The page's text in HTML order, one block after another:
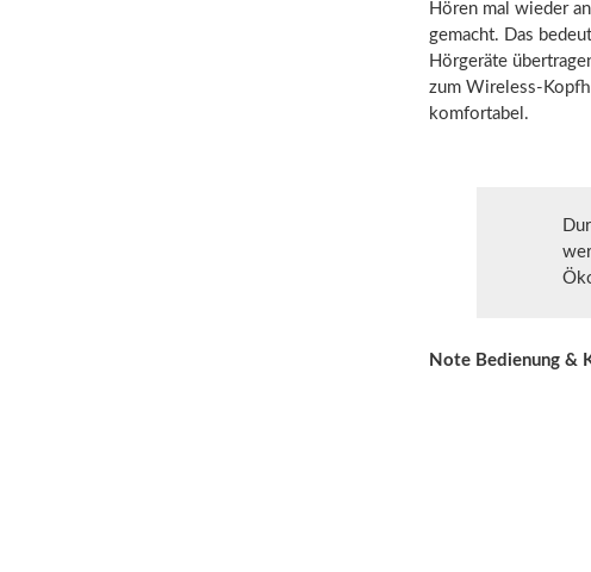
Hören mal wieder
gemacht. Das
Hörgeräte
zum Wireless-
komfortabel.
Note Bedienung &